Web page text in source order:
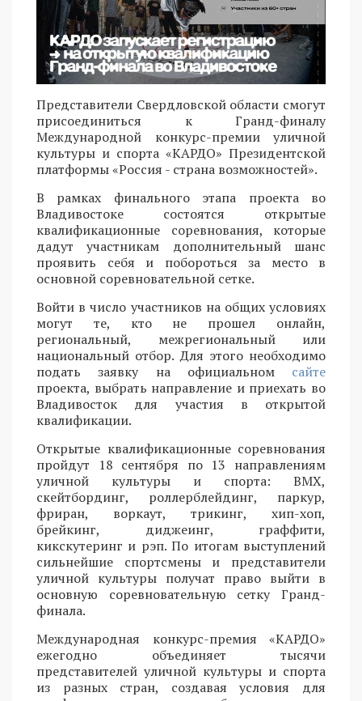
Представители Свердловской области смогут
присоединиться к Гранд-финалу
Международной конкурс-премии уличной
культуры и спорта «КАРДО» Президентской
платформы «Россия - страна возможностей».
В рамках финального этапа проекта во
Владивостоке состоятся открытые
квалификационные соревнования, которые
дадут участникам дополнительный шанс
проявить себя и побороться за место в
основной соревновательной сетке.
Войти в число участников на общих условиях
могут те, кто не прошел онлайн,
региональный, межрегиональный или
национальный отбор. Для этого необходимо
подать заявку на официальном сайте
проекта, выбрать направление и приехать во
Владивосток для участия в открытой
квалификации.
Открытые квалификационные соревнования
пройдут 18 сентября по 13 направлениям
уличной культуры и спорта: BMX,
скейтбординг, роллерблейдинг, паркур,
фриран, воркаут, трикинг, хип-хоп,
брейкинг, диджеинг, граффити,
кикскутеринг и рэп. По итогам выступлений
сильнейшие спортсмены и представители
уличной культуры получат право выйти в
основную соревновательную сетку Гранд-
финала.
Международная конкурс-премия «КАРДО»
ежегодно объединяет тысячи
представителей уличной культуры и спорта
из разных стран, создавая условия для